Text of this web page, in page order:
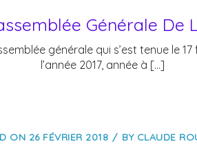
Générale De
générale qui s’est tenue le
l’année 2017, année à […]
ON 26 FÉVRIER 2018 BY CLAUDE